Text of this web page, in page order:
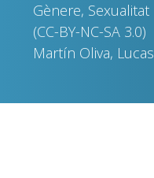
Gènere, Sexualitat
(CC-BY-NC-SA 3.0)
Martín Oliva, Lucas